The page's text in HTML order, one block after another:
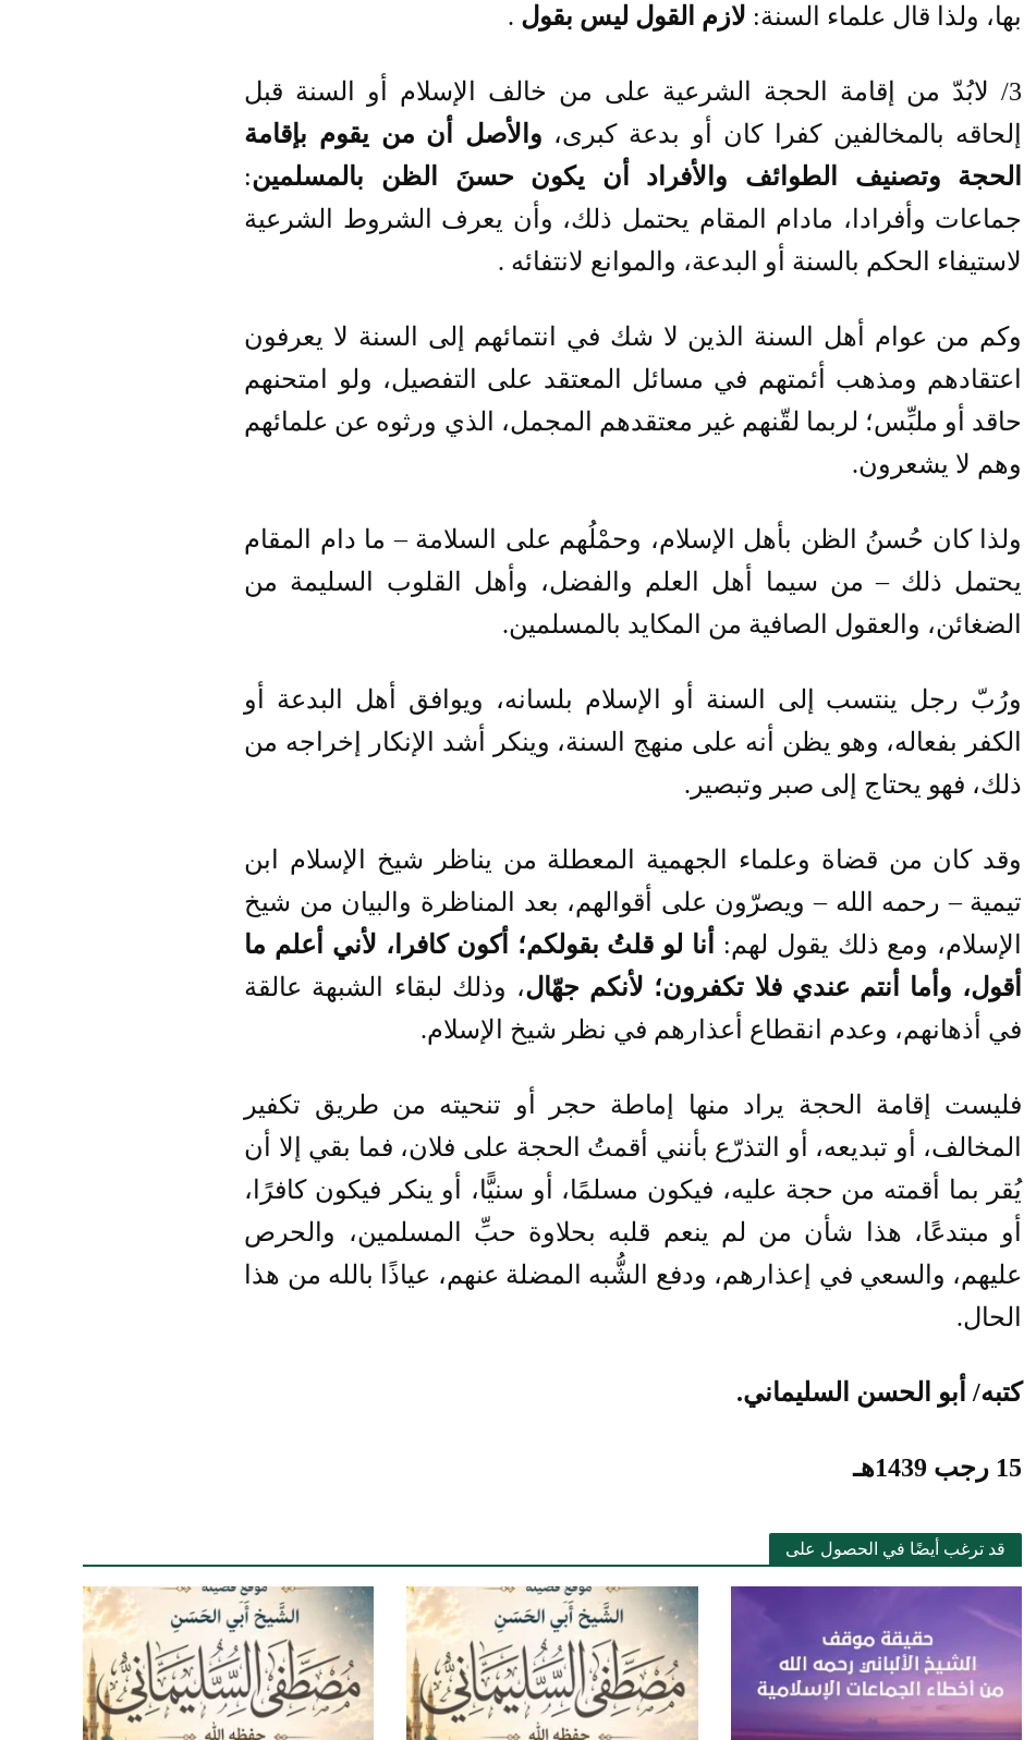
بها، ولذا قال علماء السنة: لازم القول ليس بقول .
3/ لابُدّ من إقامة الحجة الشرعية على من خالف الإسلام أو السنة قبل
إلحاقه بالمخالفين كفرا كان أو بدعة كبرى، والأصل أن من يقوم بإقامة
الحجة وتصنيف الطوائف والأفراد أن يكون حسنَ الظن بالمسلمين:
جماعات وأفرادا، مادام المقام يحتمل ذلك، وأن يعرف الشروط الشرعية
لاستيفاء الحكم بالسنة أو البدعة، والموانع لانتفائه .
وكم من عوام أهل السنة الذين لا شك في انتمائهم إلى السنة لا يعرفون
اعتقادهم ومذهب أئمتهم في مسائل المعتقد على التفصيل، ولو امتحنهم
حاقد أو ملبِّس؛ لربما لقّنهم غير معتقدهم المجمل، الذي ورثوه عن علمائهم
وهم لا يشعرون.
ولذا كان حُسنُ الظن بأهل الإسلام، وحمْلُهم على السلامة – ما دام المقام
يحتمل ذلك – من سيما أهل العلم والفضل، وأهل القلوب السليمة من
الضغائن، والعقول الصافية من المكايد بالمسلمين.
ورُبّ رجل ينتسب إلى السنة أو الإسلام بلسانه، ويوافق أهل البدعة أو
الكفر بفعاله، وهو يظن أنه على منهج السنة، وينكر أشد الإنكار إخراجه من
ذلك، فهو يحتاج إلى صبر وتبصير.
وقد كان من قضاة وعلماء الجهمية المعطلة من يناظر شيخ الإسلام ابن
تيمية – رحمه الله – ويصرّون على أقوالهم، بعد المناظرة والبيان من شيخ
الإسلام، ومع ذلك يقول لهم:
أنا لو قلتُ بقولكم؛ أكون كافرا، لأني أعلم ما
أقول، وأما أنتم عندي فلا تكفرون؛ لأنكم جهّال، وذلك لبقاء الشبهة عالقة
في أذهانهم، وعدم انقطاع أعذارهم في نظر شيخ الإسلام.
فليست إقامة الحجة يراد منها إماطة حجر أو تنحيته من طريق تكفير
المخالف، أو تبديعه، أو التذرّع بأنني أقمتُ الحجة على فلان، فما بقي إلا أن
يُقر بما أقمته من حجة عليه، فيكون مسلمًا، أو سنيًّا، أو ينكر فيكون كافرًا،
أو مبتدعًا، هذا شأن من لم ينعم قلبه بحلاوة حبِّ المسلمين، والحرص
عليهم، والسعي في إعذارهم، ودفع الشُّبه المضلة عنهم، عياذًا بالله من هذا
الحال.
كتبه/ أبو الحسن السليماني.
15 رجب 1439هـ
قد ترغب أيضًا في الحصول على